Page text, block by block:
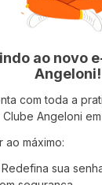
escrever
Todos
ao novo
Angeloni!
com toda a
Angeloni em
ao máximo:
sua